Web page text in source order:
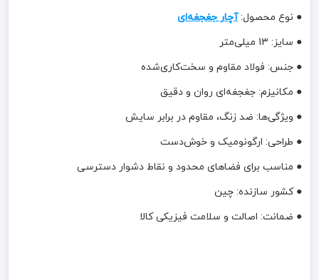
● نوع محصول:آچار جغجغه‌ای
● سایز: 13 میلی‌متر
● جنس: فولاد مقاوم و سخت‌کاری‌شده
● مکانیزم: جغجغه‌ای روان و دقیق
● ویژگی‌ها: ضد زنگ، مقاوم در برابر سایش
● طراحی: ارگونومیک و خوش‌دست
● مناسب برای فضاهای محدود و نقاط دشوار دسترسی
● کشور سازنده: چین
● ضمانت: اصالت و سلامت فیزیکی کالا